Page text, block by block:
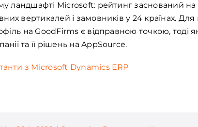
ландшафті Microsoft: рейтинг заснований на
вертикалей і замовників у 24 країнах. Для
на GoodFirms є відправною точкою, тоді
та її рішень на AppSource.
з Microsoft Dynamics ERP